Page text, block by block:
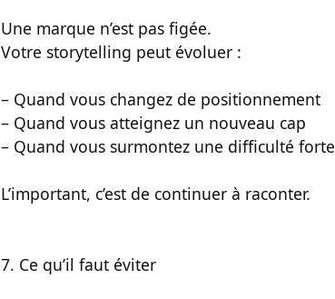
Une marque n’est pas figée.
Votre storytelling peut évoluer :
– Quand vous changez de positionnement
– Quand vous atteignez un nouveau cap
– Quand vous surmontez une difficulté forte
L’important, c’est de continuer à raconter.
7. Ce qu’il faut éviter